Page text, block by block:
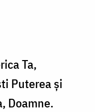
Ta,
Puterea şi
Doamne.